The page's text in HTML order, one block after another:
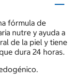
fórmula de
nutre y ayuda a
de la piel y tiene
dura 24 horas.